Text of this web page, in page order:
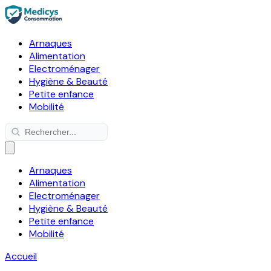
Arnaques
Alimentation
Electroménager
Hygiène & Beauté
Petite enfance
Mobilité
Arnaques
Alimentation
Electroménager
Hygiène & Beauté
Petite enfance
Mobilité
Accueil